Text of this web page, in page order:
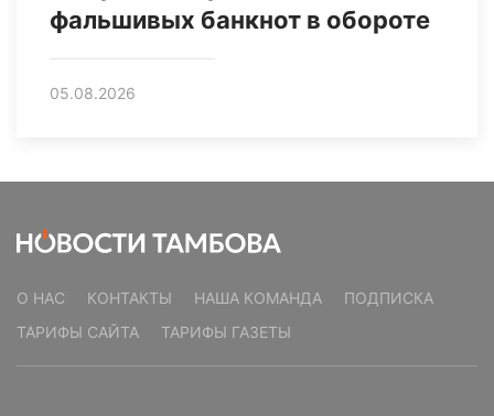
фальшивых банкнот в обороте
05.08.2026
О НАС КОНТАКТЫ НАША КОМАНДА
ПОДПИСКА
ТАРИФЫ САЙТА
ТАРИФЫ ГАЗЕТЫ